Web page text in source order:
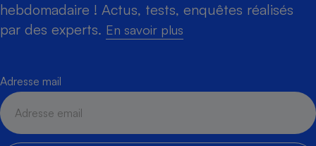
hebdomadaire ! Actus, tests, enquêtes réalisés
par des experts. En savoir plus
Adresse mail